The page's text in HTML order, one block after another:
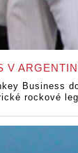
V
Business
rockové